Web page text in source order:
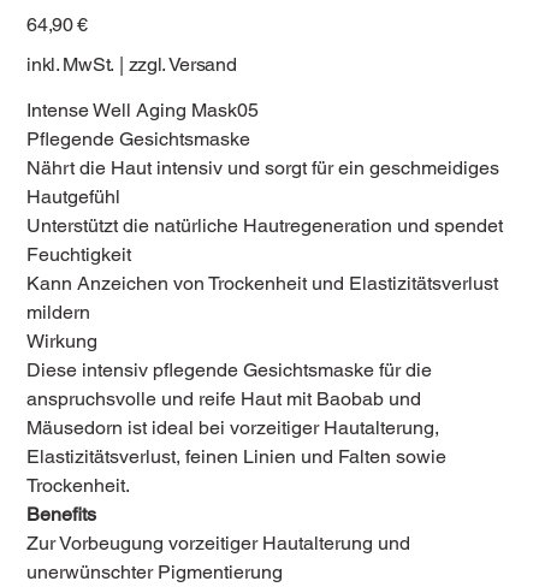
64,90 €
inkl. MwSt. | zzgl. Versand
Intense Well Aging Mask05
Pflegende Gesichtsmaske
Nährt die Haut intensiv und sorgt für ein geschmeidiges
Hautgefühl
Unterstützt die natürliche Hautregeneration und spendet
Feuchtigkeit
Kann Anzeichen von Trockenheit und Elastizitätsverlust
mildern
Wirkung
Diese intensiv pflegende Gesichtsmaske für die
anspruchsvolle und reife Haut mit Baobab und
Mäusedorn ist ideal bei vorzeitiger Hautalterung,
Elastizitätsverlust, feinen Linien und Falten sowie
Trockenheit.
Benefits
Zur Vorbeugung vorzeitiger Hautalterung und
unerwünschter Pigmentierung